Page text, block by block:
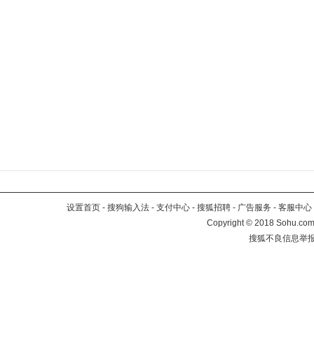
设置首页 - 搜狗输入法 - 支付中心 - 搜狐招聘 - 广告服务 - 客服中心
Copyright©2018
搜狐不良信息举